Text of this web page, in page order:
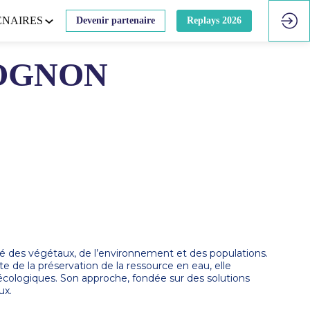
Devenir partenaire Replays 2026
végétaux, de l’environnement et des populations.
de la préservation de la ressource en eau, elle
Son approche, fondée sur des solutions